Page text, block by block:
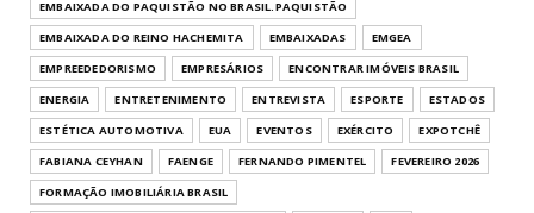
EMBAIXADA DO PAQUISTÃO NO BRASIL.PAQUISTÃO
EMBAIXADA DO REINO HACHEMITA
EMBAIXADAS
EMGEA
EMPREEDEDORISMO
EMPRESÁRIOS
ENCONTRAR IMÓVEIS BRASIL
ENERGIA
ENTRETENIMENTO ENTREVISTA ESPORTE
ESTADOS
ESTÉTICA AUTOMOTIVA
EUA EVENTOS EXÉRCITO
EXPOTCHÊ
FABIANA CEYHAN
FAENGE FERNANDO PIMENTEL
FEVEREIRO 2026
FORMAÇÃO IMOBILIÁRIA BRASIL